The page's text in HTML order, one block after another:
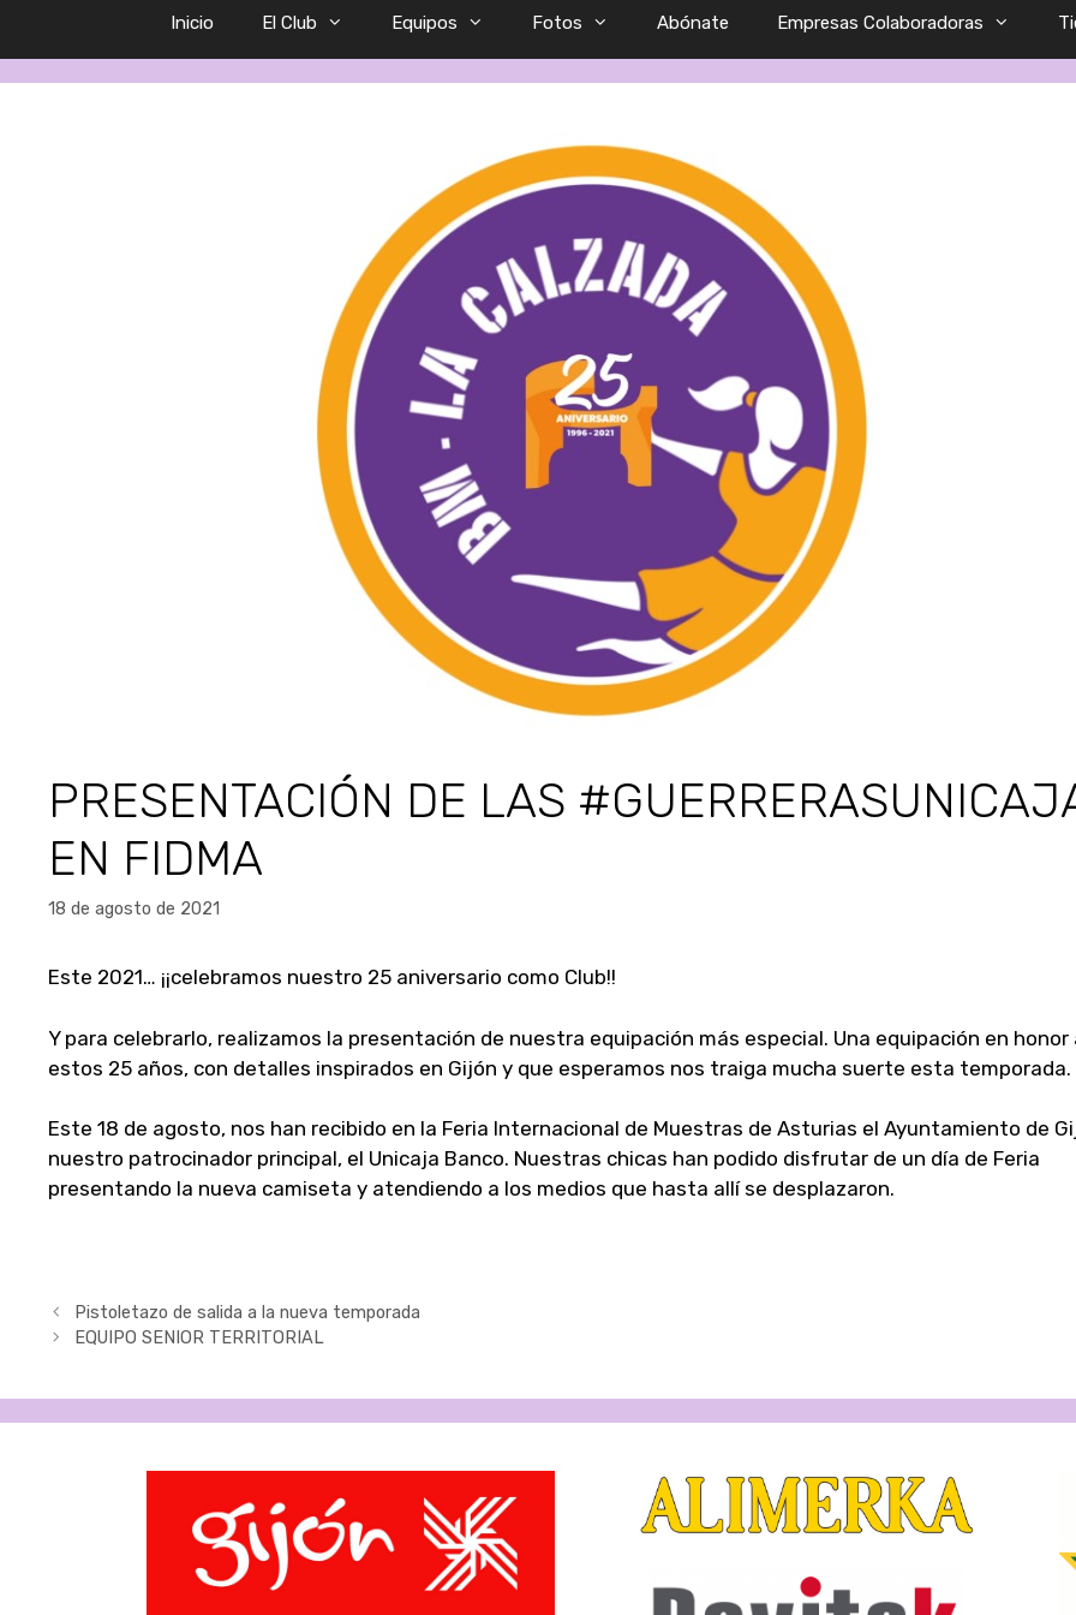
Inicio El Club Equipos Fotos Abónate Empresas Colaboradoras
PRESENTACIÓN DE LAS
EN FIDMA
18 de agosto de 2021
Este 2021… ¡¡celebramos nuestro 25 aniversario como Club!!
Y para celebrarlo, realizamos la presentación de nuestra equipación más especial. Una equipación en honor
estos 25 años, con detalles inspirados en Gijón y que esperamos nos traiga mucha suerte esta temporada.
Este 18 de agosto, nos han recibido en la Feria Internacional de Muestras de Asturias el Ayuntamiento de
nuestro patrocinador principal, el Unicaja Banco. Nuestras chicas han podido disfrutar de un día de Feria
presentando la nueva camiseta y atendiendo a los medios que hasta allí se desplazaron.
Navegación
de
Pistoletazo de salida a la nueva temporada
EQUIPO SENIOR TERRITORIAL